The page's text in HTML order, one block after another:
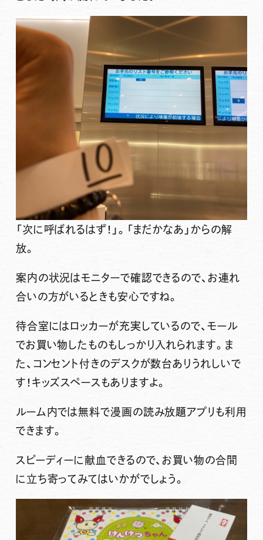
「次に呼ばれるはず！」。「まだかなあ」からの解
放。
案内の状況はモニターで確認できるので、お連れ
合いの方がいるときも安心ですね。
待合室にはロッカーが充実しているので、モール
でお買い物したものもしっかり入れられます。ま
た、コンセント付きのデスクが数台ありうれしいで
す！キッズスペースもありますよ。
ルーム内では無料で漫画の読み放題アプリも利用
できます。
スピーディーに献血できるので、お買い物の合間
に立ち寄ってみてはいかがでしょう。